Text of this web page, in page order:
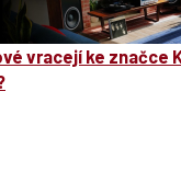
vracejí ke značce